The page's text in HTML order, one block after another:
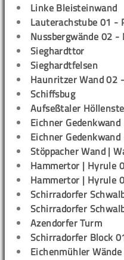
Linke Bleisteinwand
Lauterachstube 01 -
Nussbergwände 02 -
Sieghardttor
Sieghardtfelsen
Haunritzer Wand 02
Schiffsbug
Aufseßtaler
Eichner Gedenkwand
Eichner
Stöppacher Wand |
Hammertor | Hyrule
Hammertor | Hyrule
Schirradorfer
Schirradorfer
Azendorfer Turm
Schirradorfer Block
Eichenmühler